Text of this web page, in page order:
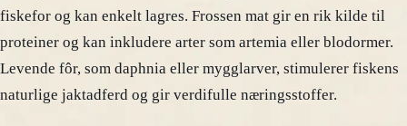
fiskefor og kan enkelt lagres. Frossen mat gir en rik kilde til
proteiner og kan inkludere arter som artemia eller blodormer.
Levende fôr, som daphnia eller mygglarver, stimulerer fiskens
naturlige jaktadferd og gir verdifulle næringsstoffer.